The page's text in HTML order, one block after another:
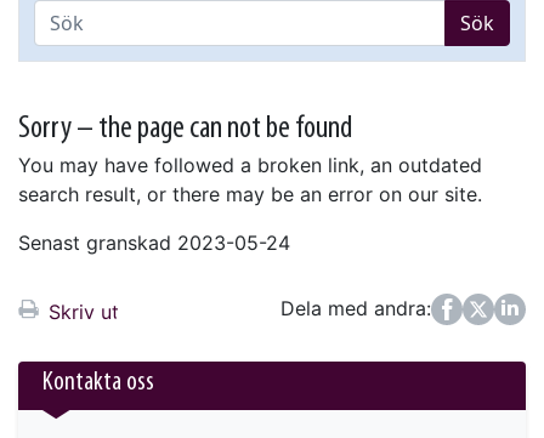
Sök
Sorry – the page can not be found
You may have followed a broken link, an outdated
search result, or there may be an error on our site.
Senast granskad 2023-05-24
Skriv ut Dela med andra:
FacebookTwitter
LinkedIn
Kontakta oss